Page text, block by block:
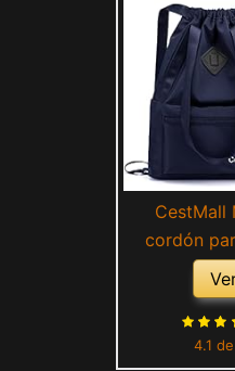
CestMall
cordón
Mujeres,
con 2
Ajustable
4.1